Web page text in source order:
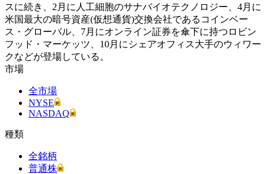
スに続き、2月に人工細胞のサナバイオテクノロジー、4月に
米国最大の暗号資産(仮想通貨)交換会社であるコインベー
ス・グローバル、7月にオンライン証券を傘下に持つロビン
フッド・マーケッツ、10月にシェアオフィス大手のウィワー
クなどが登場している。
市場
全市場
NYSE
NASDAQ
種類
全銘柄
普通株